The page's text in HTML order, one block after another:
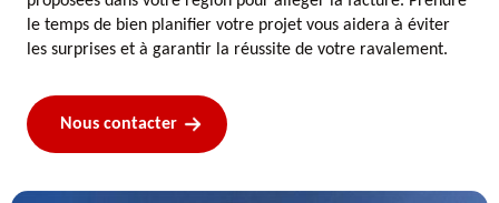
le temps de bien planifier votre projet vous aidera à éviter
les surprises et à garantir la réussite de votre ravalement.
Nous contacter